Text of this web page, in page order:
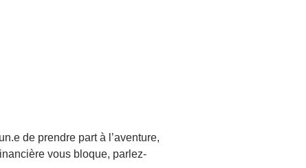
de prendre part à l’aventure,
vous bloque, parlez-